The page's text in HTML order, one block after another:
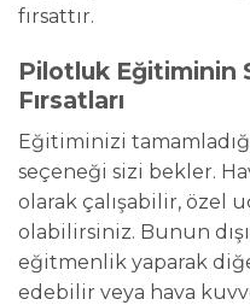
fırsattır.
Pilotluk Eğitiminin
Fırsatları
Eğitiminizi
seçeneği sizi bekler.
olarak çalışabilir, özel
olabilirsiniz. Bunun
eğitmenlik yaparak
edebilir veya hava